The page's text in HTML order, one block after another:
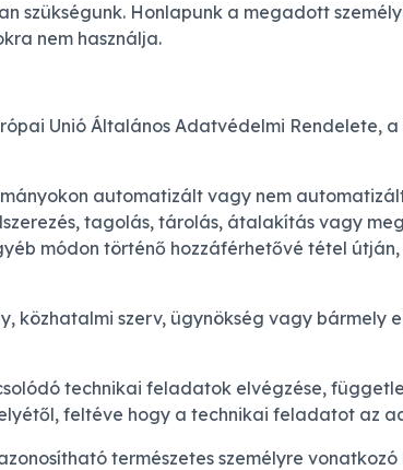
szükségunk. Honlapunk a megadott
nem használja.
Unió Általános Adatvédelmi Rendelete,
automatizált vagy nem
tagolás, tárolás, átalakítás vagy
módon történő hozzáférhetővé tétel
közhatalmi szerv, ügynökség vagy bármely
technikai feladatok elvégzése,
feltéve hogy a technikai feladatot az
természetes személyre